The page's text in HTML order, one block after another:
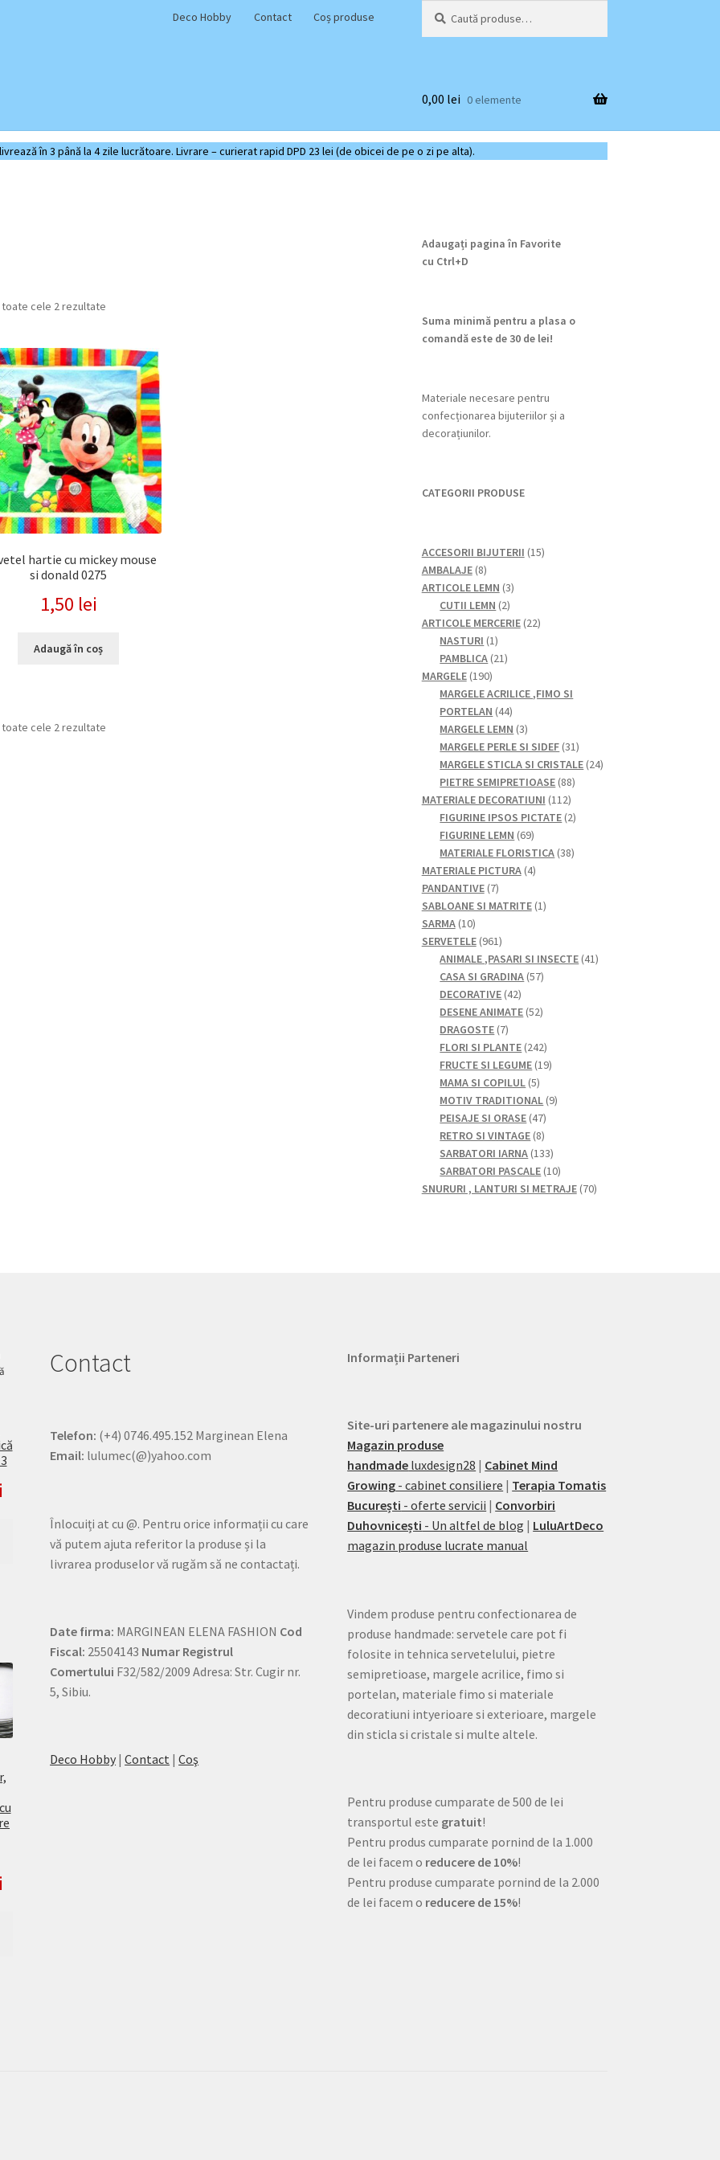
Deco Hobby Contact Coș produse
după:
0,00 lei 0 elemente
în 3 până la 4 zile lucrătoare. Livrare – curierat rapid DPD 23 lei (de obicei de pe o zi pe alta).
cele 2 rezultate
mai
recente
hartie cu mickey mouse
si donald 0275
1,50 lei
Adaugă în coș
cele 2 rezultate
Adaugați pagina în Favorite
cu Ctrl+D
Suma minimă pentru a plasa o
comandă este de 30 de lei!
Materiale necesare pentru
confecționarea bijuteriilor și a
decorațiunilor.
CATEGORII PRODUSE
ACCESORII BIJUTERII 1515
AMBALAJE 88
produse
ARTICOLE LEMN 33
CUTII LEMN 22
produse
ARTICOLE MERCERIE 2222
NASTURI 11
produs
PAMBLICA 2121
produse
MARGELE 190190
de
produse
MARGELE ACRILICE ,FIMO SI
PORTELAN 4444
de
produse
MARGELE LEMN 33
produse
MARGELE PERLE SI SIDEF 3131
de
MARGELE STICLA SI CRISTALE 2424
PIETRE SEMIPRETIOASE 8888
produse
MATERIALE DECORATIUNI 112112
produse
FIGURINE IPSOS PICTATE 22
FIGURINE LEMN 6969
de
produse
MATERIALE FLORISTICA 3838
MATERIALE PICTURA 44
PANDANTIVE 77
produse
SABLOANE SI MATRITE 11
SARMA 1010
produse
SERVETELE 961961
de
produse
ANIMALE ,PASARI SI INSECTE 4141
CASA SI GRADINA 5757
produse
DECORATIVE 4242
de
DESENE ANIMATE 5252
produse
DRAGOSTE 77
produse
FLORI SI PLANTE 242242
de
FRUCTE SI LEGUME 1919
MAMA SI COPILUL 55
produse
MOTIV TRADITIONAL 99
PEISAJE SI ORASE 4747
de
produse
RETRO SI VINTAGE 88
produse
SARBATORI IARNA 133133
de
produse
SARBATORI PASCALE 1010
produse
SNURURI , LANTURI SI METRAJE 7070
Contact
Telefon: (+4) 0746.495.152 Marginean Elena
Email: lulumec(@)yahoo.com
Înlocuiți at cu @. Pentru orice informații cu care
vă putem ajuta referitor la produse și la
livrarea produselor vă rugăm să ne contactați.
Date firma: MARGINEAN ELENA FASHION Cod
Fiscal: 25504143 Numar Registrul
Comertului F32/582/2009 Adresa: Str. Cugir nr.
5, Sibiu.
Deco Hobby |Contact |Coş
Informații Parteneri
Site-uri partenere ale magazinului nostru
Magazin produse
handmade luxdesign28 | Cabinet Mind
Growing - cabinet consiliere | Terapia Tomatis
București - oferte servicii | Convorbiri
Duhovnicești - Un altfel de blog | LuluArtDeco
magazin produse lucrate manual
Vindem produse pentru confectionarea de
produse handmade: servetele care pot fi
folosite in tehnica servetelului, pietre
semipretioase, margele acrilice, fimo si
portelan, materiale fimo si materiale
decoratiuni intyerioare si exterioare, margele
din sticla si cristale si multe altele.
Pentru produse cumparate de 500 de lei
transportul este gratuit!
Pentru produs cumparate pornind de la 1.000
de lei facem o reducere de 10%!
Pentru produse cumparate pornind de la 2.000
de lei facem o reducere de 15%!